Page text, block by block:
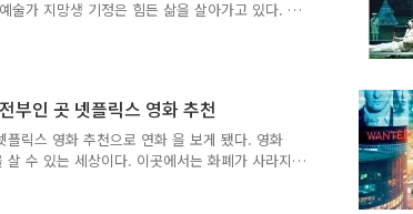
럼 넷플릭스 로맨스 영화 추천으로 영화 의 줄거
술가 지망생 기정은 힘든 삶을 살아가고 있다. 그
복한 가족이다. 무직인 가족들은 휴대폰을 살 돈
다가 휴대폰을 사용한다. 가족의 유일한 수입은
과외해 달라고 부탁한다. 온 가족의 기대와 도
대표의 집으로 향한다. 저택에 도착하자 아내
. 기우는 곧 테스트를 보게 된다. 웅변이 뛰어난
부인 곳 넷플릭스 영화 추천
플릭스 영화 추천으로 연화 을 보게 됐다. 영화
수 있는 세상이다. 이곳에서는 화폐가 사라지
수 있다. 여기서 인간의 수명은 부와 권력을
는 성인이 되었을 때 남은 수명이 표시되는 13자